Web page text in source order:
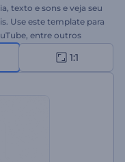
texto e sons e veja seu
Use este template para
entre outros
1:1